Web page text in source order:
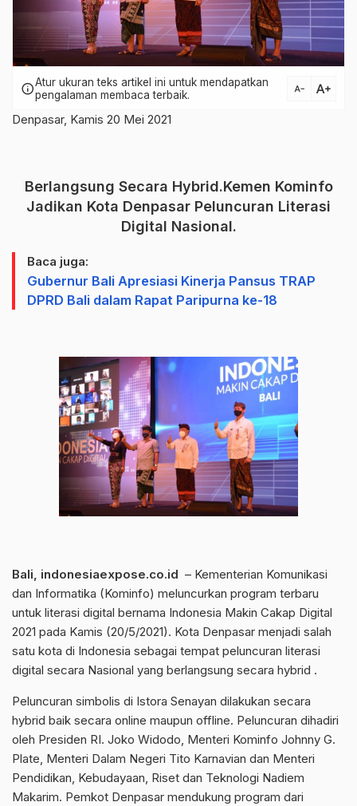
infoAtur ukuran teks artikel ini untuk mendapatkan
pengalaman membaca terbaik.
text_decrease text_increase
Denpasar, Kamis 20 Mei 2021
Berlangsung Secara Hybrid.Kemen Kominfo
Jadikan Kota Denpasar Peluncuran Literasi
Digital Nasional.
Baca juga:
Gubernur Bali Apresiasi Kinerja Pansus TRAP
DPRD Bali dalam Rapat Paripurna ke-18
Bali, indonesiaexpose.co.id – Kementerian Komunikasi
dan Informatika (Kominfo) meluncurkan program terbaru
untuk literasi digital bernama Indonesia Makin Cakap Digital
2021 pada Kamis (20/5/2021). Kota Denpasar menjadi salah
satu kota di Indonesia sebagai tempat peluncuran literasi
digital secara Nasional yang berlangsung secara hybrid .
Peluncuran simbolis di Istora Senayan dilakukan secara
hybrid baik secara online maupun offline. Peluncuran dihadiri
oleh Presiden RI. Joko Widodo, Menteri Kominfo Johnny G.
Plate, Menteri Dalam Negeri Tito Karnavian dan Menteri
Pendidikan, Kebudayaan, Riset dan Teknologi Nadiem
Makarim. Pemkot Denpasar mendukung program dari